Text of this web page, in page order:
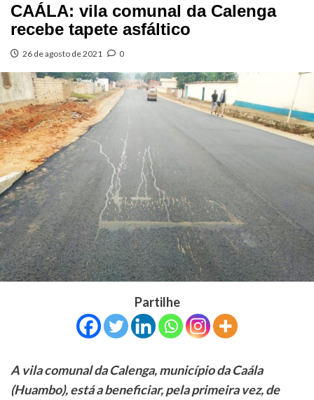
CAÁLA: vila comunal da Calenga
recebe tapete asfáltico
26 de agosto de 2021 0
Partilhe
A vila comunal da Calenga, município da Caála
(Huambo), está a beneficiar, pela primeira vez, de